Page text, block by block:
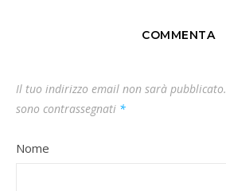
COMMENTA
Il tuo indirizzo email non sarà pubblicato.
sono contrassegnati *
Nome